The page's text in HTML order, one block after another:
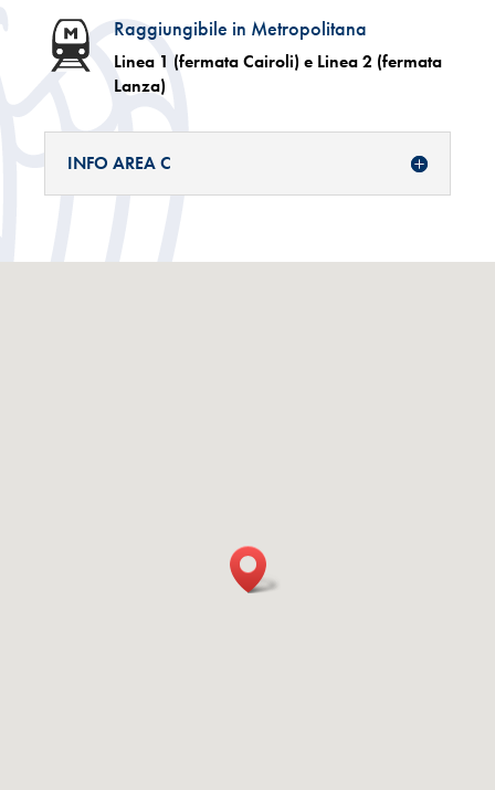
Raggiungibile in Metropolitana
Linea 1 (fermata Cairoli) e Linea 2 (fermata
Lanza)
INFO AREA C